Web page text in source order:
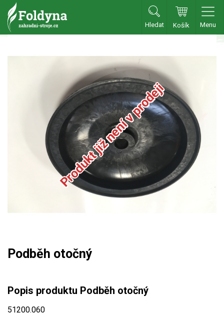
Hledat Košík Menu
Příslušenství
Sekačky
Benzínové sekačky
Akumulátorové sekačky
Křovinořezy a vyžínače
Produkt již není v prodeji
Podběh otočný
Popis produktu Podběh otočný
51200.060